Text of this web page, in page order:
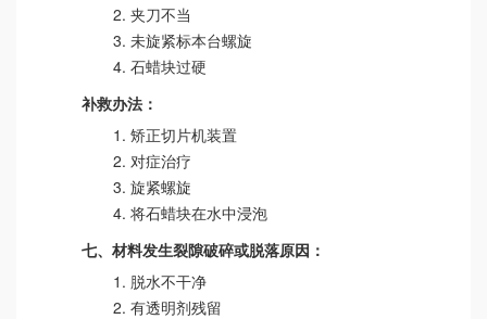
夹刀不当
未旋紧标本台螺旋
石蜡块过硬
补救办法：
矫正切片机装置
对症治疗
旋紧螺旋
将石蜡块在水中浸泡
七、材料发生裂隙破碎或脱落原因：
脱水不干净
有透明剂残留